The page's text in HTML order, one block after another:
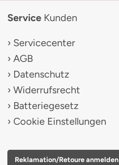
Service Kunden
Servicecenter
AGB
Datenschutz
Widerrufsrecht
Batteriegesetz
Cookie Einstellungen
Reklamation/Retoure anmelden